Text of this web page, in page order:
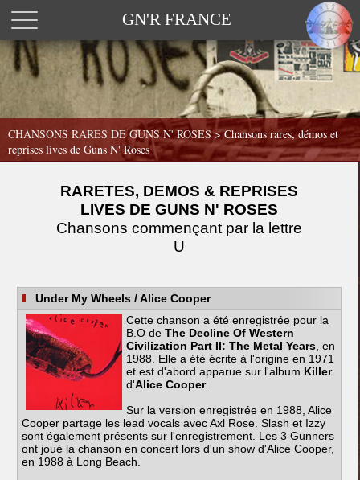
GN'R FRANCE
CHANSONS RARES DE GUNS N' ROSES >Chansons rares, démos et
reprises lives de Guns N' Roses
RARETES, DEMOS & REPRISES
LIVES DE GUNS N' ROSES
Chansons commençant par la lettre
U
Under My Wheels / Alice Cooper
Cette chanson a été enregistrée pour la
B.O de The Decline Of Western
Civilization Part II: The Metal Years, en
1988. Elle a été écrite à l'origine en 1971
et est d'abord apparue sur l'album Killer
d'Alice Cooper.
Sur la version enregistrée en 1988, Alice
Cooper partage les lead vocals avec Axl Rose. Slash et Izzy
sont également présents sur l'enregistrement. Les 3 Gunners
ont joué la chanson en concert lors d'un show d'Alice Cooper,
en 1988 à Long Beach.